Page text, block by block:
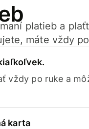
platieb a
máte vždy
vždy po ruke a
karta